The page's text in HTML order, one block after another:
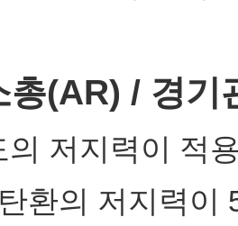
(AR) / 경기
의 저지력이 적
환의 저지력이